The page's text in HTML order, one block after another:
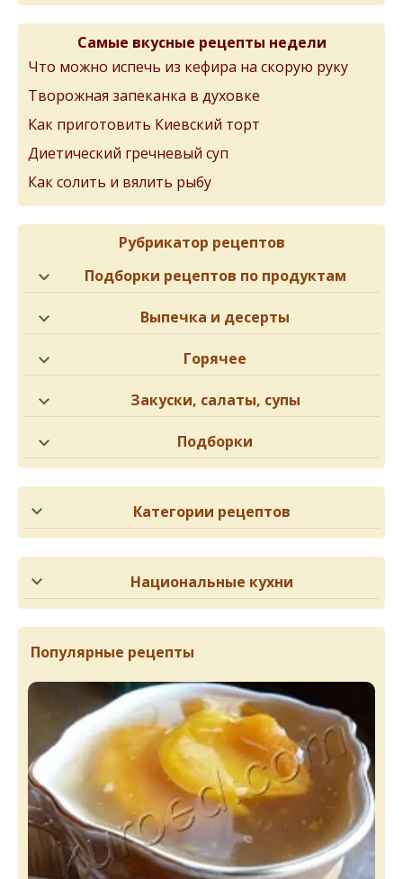
Самые вкусные рецепты недели
Что можно испечь из кефира на скорую руку
Творожная запеканка в духовке
Как приготовить Киевский торт
Диетический гречневый суп
Как солить и вялить рыбу
Рубрикатор рецептов
Подборки рецептов по продуктам
Выпечка и десерты
Горячее
Закуски, салаты, супы
Подборки
Категории рецептов
Национальные кухни
Популярные рецепты